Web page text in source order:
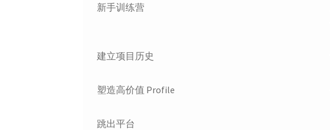
新手训练营
建立项目历史
塑造高价值 Profile
跳出平台